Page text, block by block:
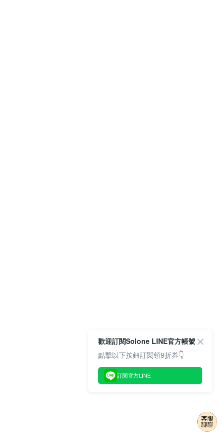
歡迎訂閱Solone LINE官方帳號
點擊以下按鈕訂閱領9折券👇
訂閱官方LINE